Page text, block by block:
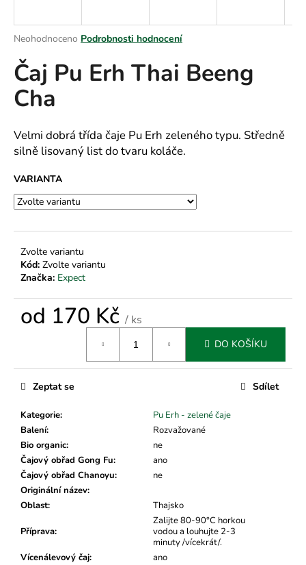
Průměrné
produktu
je
0,0
z
hvězdiček.
Neohodnoceno Podrobnosti hodnocení
Čaj Pu Erh Thai Beeng
Cha
Velmi dobrá třída čaje Pu Erh zeleného typu. Středně
silně lisovaný list do tvaru koláče.
VARIANTA
Zvolte variantu
Kód: Zvolte variantu
Značka: Expect
od 170 Kč / ks
DO KOŠÍKU
Kategorie:
Pu Erh - zelené čaje
Balení:
Rozvažované
Bio organic:
ne
Čajový obřad Gong Fu:
ano
Čajový obřad Chanoyu:
ne
Originální název:
Oblast: Thajsko
Příprava:
Zalijte 80-90°C horkou
vodou a louhujte 2-3
minuty /vícekrát/.
Vícenálevový čaj:
ano
Zeptat se Sdílet
j
t
?
HLEDAT
o
p
o
u
u
m